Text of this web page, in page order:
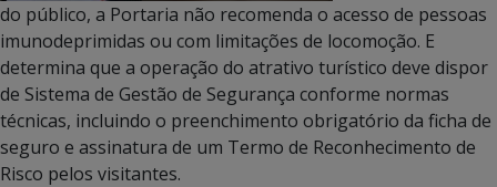
do público, a Portaria não recomenda o acesso de pessoas
imunodeprimidas ou com limitações de locomoção. E
determina que a operação do atrativo turístico deve dispor
de Sistema de Gestão de Segurança conforme normas
técnicas, incluindo o preenchimento obrigatório da ficha de
seguro e assinatura de um Termo de Reconhecimento de
Risco pelos visitantes.